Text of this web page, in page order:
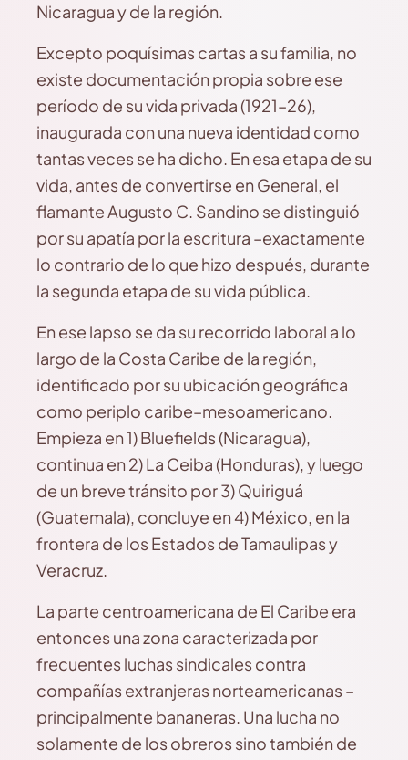
Nicaragua y de la región.
Excepto poquísimas cartas a su familia, no
existe documentación propia sobre ese
período de su vida privada (1921–26),
inaugurada con una nueva identidad como
tantas veces se ha dicho. En esa etapa de su
vida, antes de convertirse en General, el
flamante Augusto C. Sandino se distinguió
por su apatía por la escritura –exactamente
lo contrario de lo que hizo después, durante
la segunda etapa de su vida pública.
En ese lapso se da su recorrido laboral a lo
largo de la Costa Caribe de la región,
identificado por su ubicación geográfica
como periplo caribe–mesoamericano.
Empieza en 1) Bluefields (Nicaragua),
continua en 2) La Ceiba (Honduras), y luego
de un breve tránsito por 3) Quiriguá
(Guatemala), concluye en 4) México, en la
frontera de los Estados de Tamaulipas y
Veracruz.
La parte centroamericana de El Caribe era
entonces una zona caracterizada por
frecuentes luchas sindicales contra
compañías extranjeras norteamericanas –
principalmente bananeras. Una lucha no
solamente de los obreros sino también de